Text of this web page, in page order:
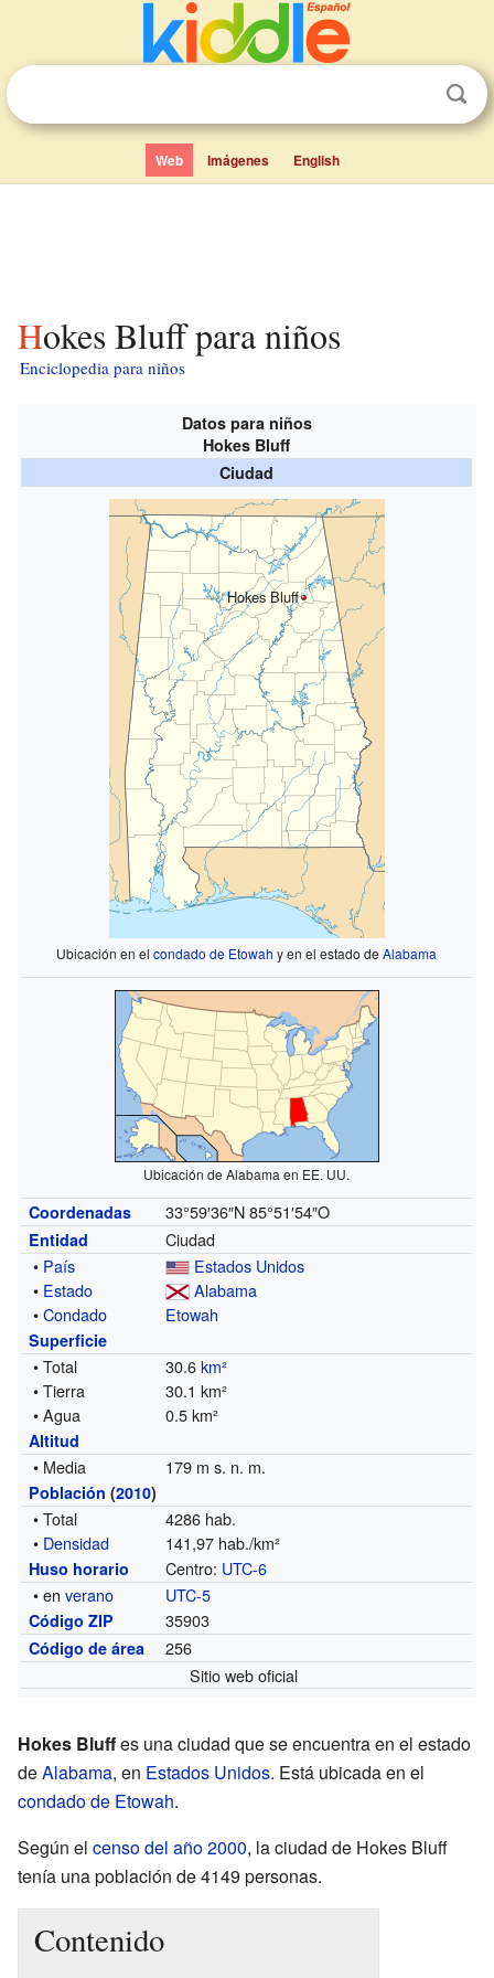
Web Imágenes English
Hokes Bluff para niños
Enciclopedia para niños
Datos para niños
Hokes Bluff
Ciudad
Hokes Bluff
Ubicación en elcondado de Etowah y en el estado deAlabama
Ubicación de Alabama en EE. UU.
Coordenadas 33°59′36″N 85°51′54″O
Entidad
Ciudad
• País
Estados Unidos
• Estado
Alabama
•Condado Etowah
Superficie
• Total 30.6km²
• Tierra
30.1 km²
• Agua
0.5 km²
Altitud
• Media 179 m s. n. m.
Población (2010)
• Total
4286 hab.
• Densidad 141,97 hab./km²
Huso horario Centro: UTC-6
• enverano UTC-5
Código ZIP 35903
Código de área
256
Sitio web oficial
Hokes Bluffes una ciudad que se encuentra en el estado
deAlabama, en Estados Unidos. Está ubicada en el
condado de Etowah.
Según el censo del año 2000, la ciudad de Hokes Bluff
tenía una población de 4149 personas.
Contenido